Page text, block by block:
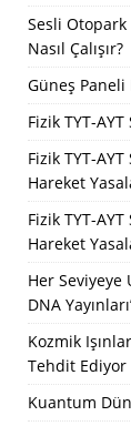
Sesli Otopark
Nasıl Çalışır?
Güneş Paneli
Fizik TYT-
Fizik TYT-
Hareket
Fizik TYT-
Hareket
Her Seviyeye
DNA
Kozmik
Tehdit Ediyor
Kuantum